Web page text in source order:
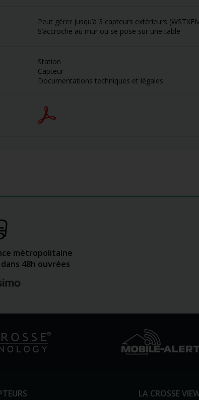
Peut gérer jusqu’à 3 capteurs extérieurs
S’accroche au mur ou se pose sur une table
Station
Capteur
Documentations techniques et légales
métropolitaine
48h ouvrées
LA CROSSE